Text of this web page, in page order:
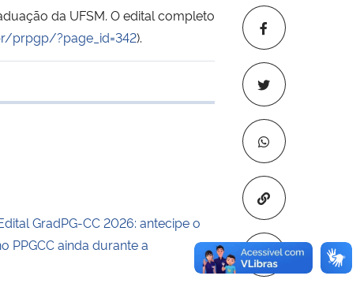
Copiar para
da UFSM. O edital completo
prpgp/?page_id=342).
transferência
GradPG-CC 2026: antecipe o
PPGCC ainda durante a